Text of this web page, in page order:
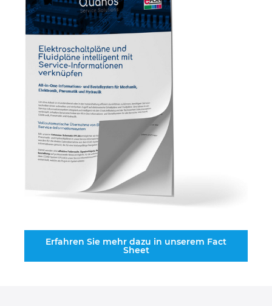
Erfahren Sie mehr dazu in unserem Fact
Sheet